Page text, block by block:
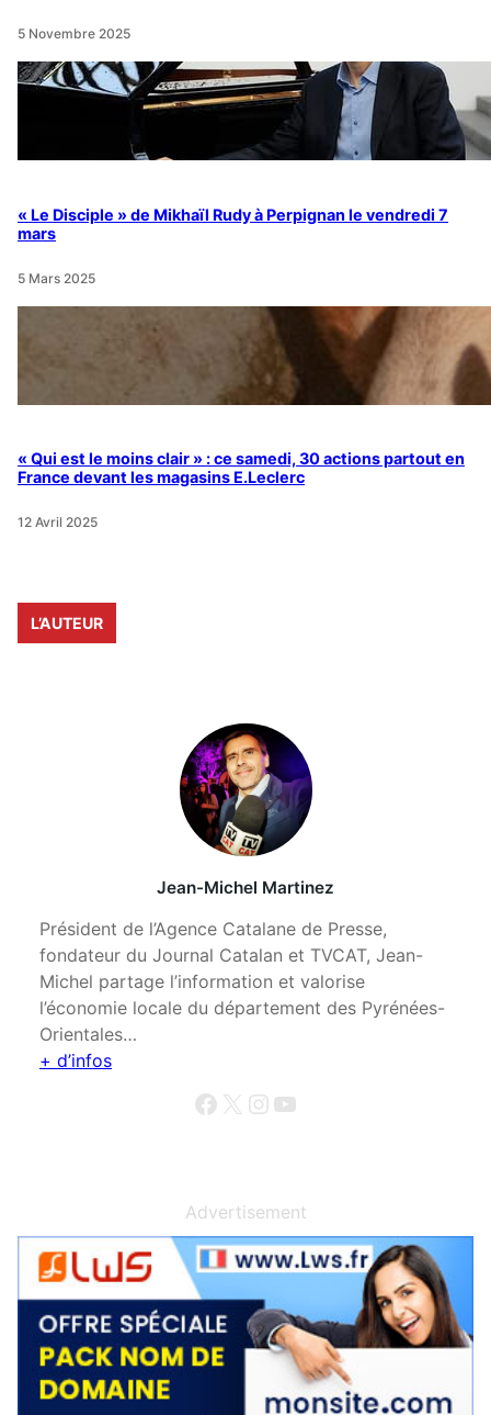
5 Novembre 2025
« Le Disciple » de Mikhaïl Rudy à Perpignan le vendredi 7
mars
5 Mars 2025
« Qui est le moins clair » : ce samedi, 30 actions partout en
France devant les magasins E.Leclerc
12 Avril 2025
L’AUTEUR
Jean-Michel Martinez
Président de l’Agence Catalane de Presse,
fondateur du Journal Catalan et TVCAT, Jean-
Michel partage l’information et valorise
l’économie locale du département des Pyrénées-
Orientales…
+ d’infos
Facebook X Instagram YouTube
Advertisement